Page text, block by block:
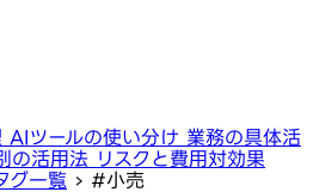
AIツールの使い分け 業務の具体活
の活用法 リスクと費用対効果
グ一覧 › #小売